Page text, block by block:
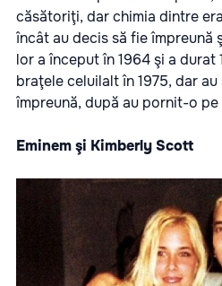
căsătoriţi, dar chimia dintre
încât au decis să fie împreună
lor a început în 1964 şi a durat
braţele celuilalt în 1975, dar
împreună, după au pornit-o
Eminem şi Kimberly Scott